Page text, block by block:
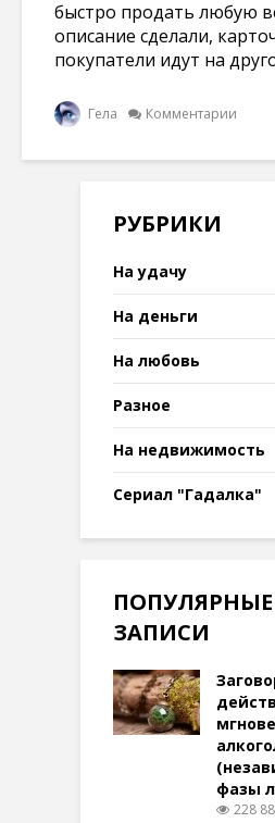
быстро продать любую
описание сделали,
покупатели идут на
Гела Комментарии
РУБРИКИ
На удачу
На деньги
На любовь
Разное
На недвижимость
Сериал "Гадалка"
ПОПУЛЯРНЫЕ
ЗАПИСИ
фазы
228